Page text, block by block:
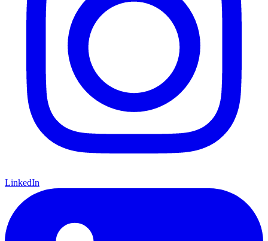
LinkedIn